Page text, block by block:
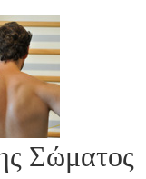
Σώματος